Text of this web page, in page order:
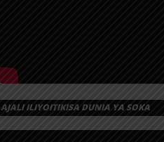
AJALI ILIYOITIKISA DUNIA YA SOKA